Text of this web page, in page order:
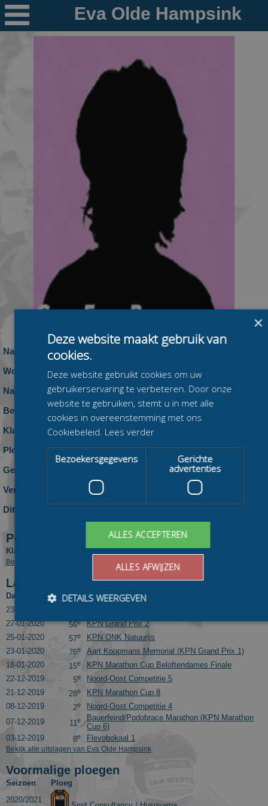

Nieuws
Schaatspeloton.nl
Naam:
Woonplaats:
Nationaliteit:
Nederland
Beennummer:
Klasse:
Ploeg:
geen ploeg
Geboren:
Vereniging:
Dit seizoen:
Positie in tussenklassementen
Klassement Competitie
Bekijk eindresultaten van Eva Olde Hampsink in voorgaande seizoenen
Laatste 10 uitslagen
Datum Pos.
Wedstrijd
23-02-2020
27-01-2020
56e
KPN Grand Prix 2
25-01-2020
57e
KPN ONK Natuurijs
23-01-2020
76e
Aart Koopmans Memorial (KPN Grand Prix 1)
18-01-2020
15e
KPN Marathon Cup Beloftendames Finale
22-12-2019
5e
Noord-Oost Competitie 5
21-12-2019
28e
KPN Marathon Cup 8
08-12-2019
2e
Noord-Oost Competitie 4
07-12-2019
11e
Bauerfeind/Podobrace Marathon (KPN Marathon
Cup 6)
03-12-2019
8e Flevobokaal 1
Bekijk alle uitslagen van Eva Olde Hampsink
Voormalige ploegen
Seizoen
Ploeg
2020/2021
×
Deze website maakt gebruik van
cookies.
Deze website gebruikt cookies om uw
gebruikerservaring te verbeteren. Door onze
website te gebruiken, stemt u in met alle
cookies in overeenstemming met ons
Cookiebeleid. Lees verder
Bezoekersgegevens
Gerichte
advertenties
ALLES ACCEPTEREN
ALLES AFWIJZEN
DETAILS WEERGEVEN
Prestatiecookies worden gebruikt om te zien hoe bezoekers de
website gebruiken, bijv. analytische cookies. Deze cookies
direct te identificeren.
Naam
Aanbieder/
Domein
Vervaldatum
Google LLC
.schaatspeloton.nl